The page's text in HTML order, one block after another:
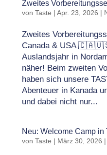
Zweites
von Taste | Apr. 23, 2026 |
Zweites
Canada & USA
Auslandsjahr in
näher! Beim zweiten
haben sich unsere
Abenteuer in Kanada
und dabei nicht nur...
Neu: Welcome Camp in
von Taste | März 30, 2026 |